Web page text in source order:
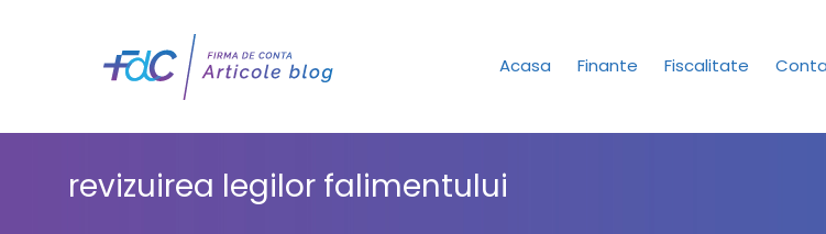
Acasa Finante Fiscalitate
revizuirea legilor falimentului